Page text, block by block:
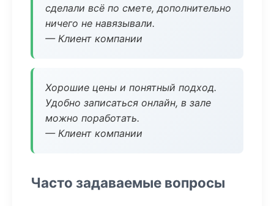
сделали всё по смете, дополнительно
ничего не навязывали.
— Клиент компании
Хорошие цены и понятный подход.
Удобно записаться онлайн, в зале
можно поработать.
— Клиент компании
Часто задаваемые вопросы